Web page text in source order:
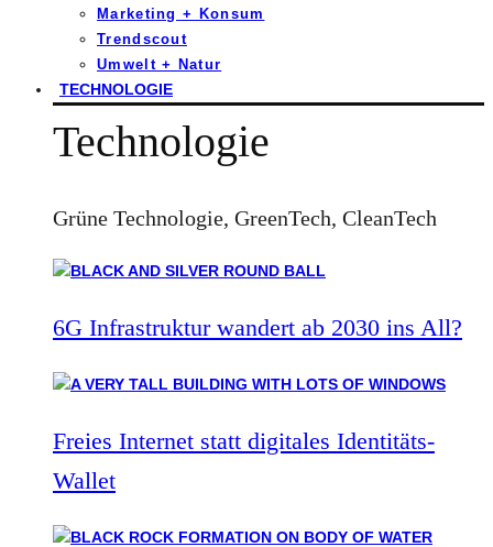
Marketing + Konsum
Trendscout
Umwelt + Natur
TECHNOLOGIE
Technologie
Grüne Technologie, GreenTech, CleanTech
6G Infrastruktur wandert ab 2030 ins All?
Freies Internet statt digitales Identitäts-
Wallet